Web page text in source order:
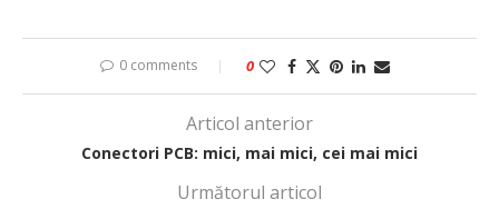
0 comments 0
Articol anterior
Conectori PCB: mici, mai mici, cei mai mici
Următorul articol